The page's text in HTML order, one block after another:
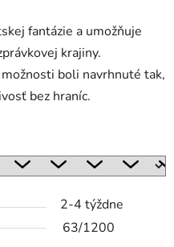
fantázie a umožňuje
krajiny.
boli navrhnuté tak,
bez hraníc.
2-4 týždne
63/1200